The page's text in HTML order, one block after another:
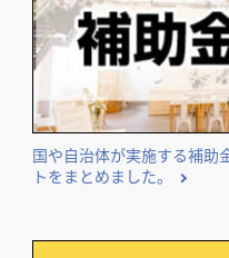
国や自治体が実施する補助
トをまとめました。